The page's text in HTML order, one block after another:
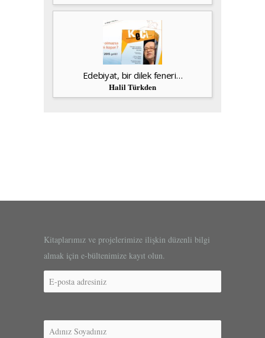
Edebiyat, bir dilek feneri…
Halil Türkden
Kitaplarımız ve projelerimize ilişkin düzenli bilgi
almak için e-bültenimize kayıt olun.